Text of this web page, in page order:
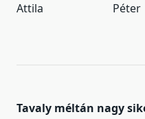
Attila
Péter
Tavaly méltán nagy